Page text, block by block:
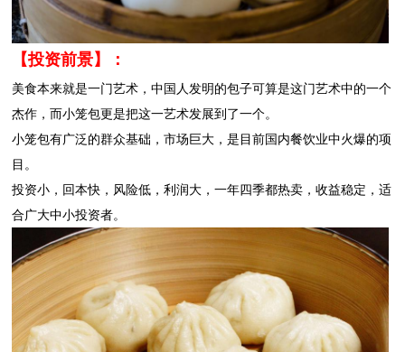
【投资前景】：
美食本来就是一门艺术，中国人发明的包子可算是这门艺术中的一个
杰作，而小笼包更是把这一艺术发展到了一个。
小笼包有广泛的群众基础，市场巨大，是目前国内餐饮业中火爆的项
目。
投资小，回本快，风险低，利润大，一年四季都热卖，收益稳定，适
合广大中小投资者。